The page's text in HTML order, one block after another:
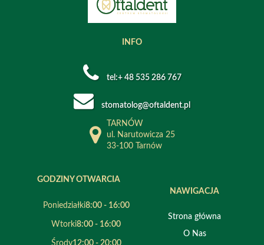
INFO
tel:+ 48 535 286 767
stomatolog@oftaldent.pl
TARNÓW
ul. Narutowicza 25
33-100 Tarnów
GODZINY OTWARCIA
Poniedziałki8:00 - 16:00
Wtorki8:00 - 16:00
Środy12:00 - 20:00
NAWIGACJA
Strona główna
O Nas